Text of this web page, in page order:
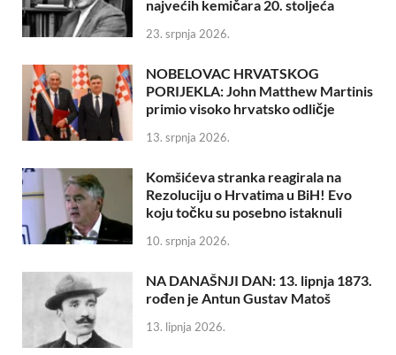
najvećih kemičara 20. stoljeća
23. srpnja 2026.
NOBELOVAC HRVATSKOG
PORIJEKLA: John Matthew Martinis
primio visoko hrvatsko odličje
13. srpnja 2026.
Komšićeva stranka reagirala na
Rezoluciju o Hrvatima u BiH! Evo
koju točku su posebno istaknuli
10. srpnja 2026.
NA DANAŠNJI DAN: 13. lipnja 1873.
rođen je Antun Gustav Matoš
13. lipnja 2026.